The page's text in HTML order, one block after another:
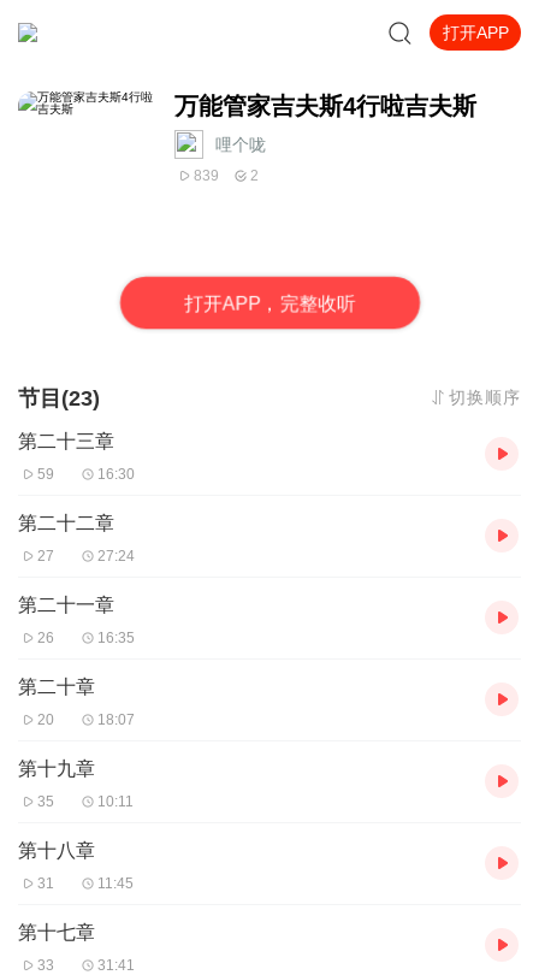
打开APP
万能管家吉夫斯4行啦吉夫斯
哩个咙
839 2
打开APP，完整收听
节目(23) 切换顺序
第二十三章
59 16:30
第二十二章
27 27:24
第二十一章
26 16:35
第二十章
20 18:07
第十九章
35 10:11
第十八章
31 11:45
第十七章
33 31:41